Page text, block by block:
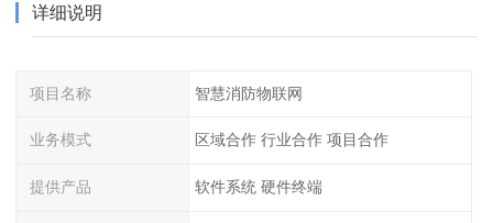
详细说明
项目名称 智慧消防物联网
业务模式 区域合作 行业合作 项目合作
提供产品 软件系统 硬件终端